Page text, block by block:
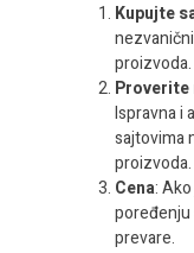
Kupujte
proizvoda.
Ispravna i
sajtovima
proizvoda.
Cena:
prevare.